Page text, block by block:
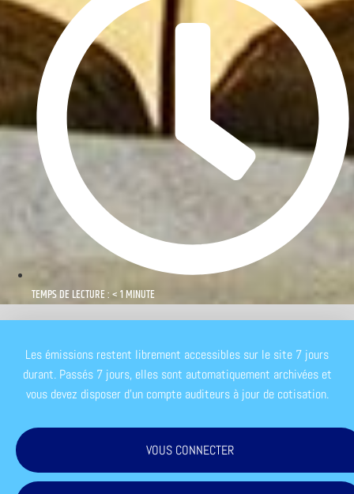
TEMPS DE LECTURE : < 1 MINUTE
Les émissions restent librement accessibles sur le site 7 jours
durant. Passés 7 jours, elles sont automatiquement archivées et
vous devez disposer d'un compte auditeurs à jour de cotisation.
VOUS CONNECTER